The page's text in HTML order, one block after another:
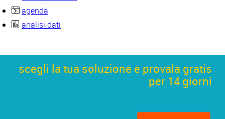
agenda
analisi dati
scegli la tua soluzione e provala gratis
per 14 giorni